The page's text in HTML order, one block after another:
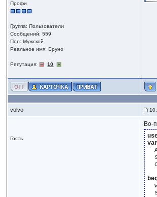
Профи
Группа: Пользователи
Сообщений: 559
Пол: Мужской
Реальное имя: Бруно
Репутация: 10
volvo
Гость
Во-